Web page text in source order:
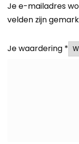
Je e-mailadres
velden zijn
Je waardering *